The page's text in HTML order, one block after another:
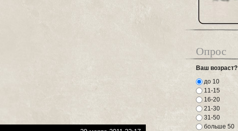
Опрос
Ваш возраст?
до 10
11-15
16-20
21-30
31-50
больше 50